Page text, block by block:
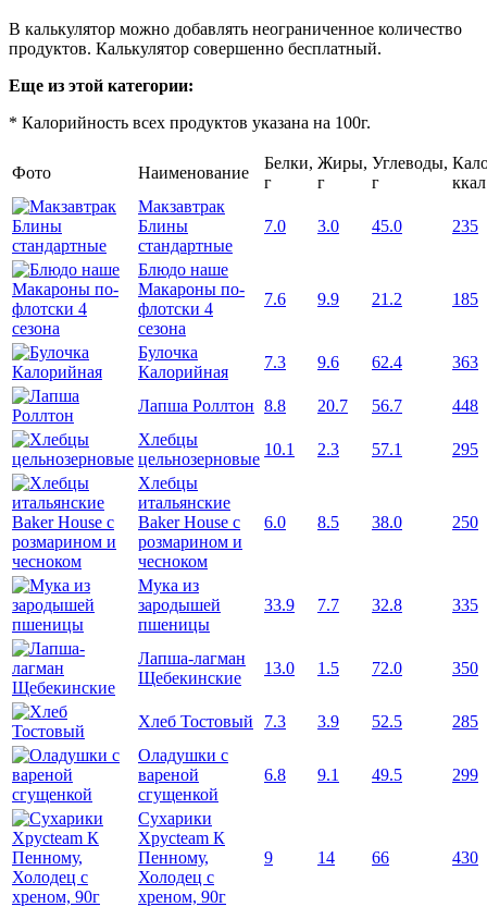
В калькулятор можно добавлять неограниченное количество
продуктов. Калькулятор совершенно бесплатный.
Еще из этой категории:
* Калорийность всех продуктов указана на 100г.
Фото Наименование
Белки,
г
Жиры,
г
Углеводы,
г
ккал
Макзавтрак
Блины
стандартные
7.0 3.0 45.0 235
Блюдо наше
Макароны по-
флотски 4
сезона
7.6 9.9 21.2 185
Булочка
Калорийная
7.3 9.6 62.4 363
Лапша Роллтон 8.8 20.7 56.7
448
Хлебцы
цельнозерновые
10.1 2.3 57.1
295
Хлебцы
итальянские
Baker House с
розмарином и
чесноком
6.0 8.5 38.0 250
Мука из
зародышей
пшеницы
33.9 7.7 32.8 335
Лапша-лагман
Щебекинские
13.0 1.5 72.0 350
Хлеб Тостовый 7.3 3.9 52.5
285
Оладушки с
вареной
сгущенкой
6.8 9.1 49.5 299
Сухарики
Хрусteam К
Пенному,
Холодец с
хреном, 90г
9 14 66 430